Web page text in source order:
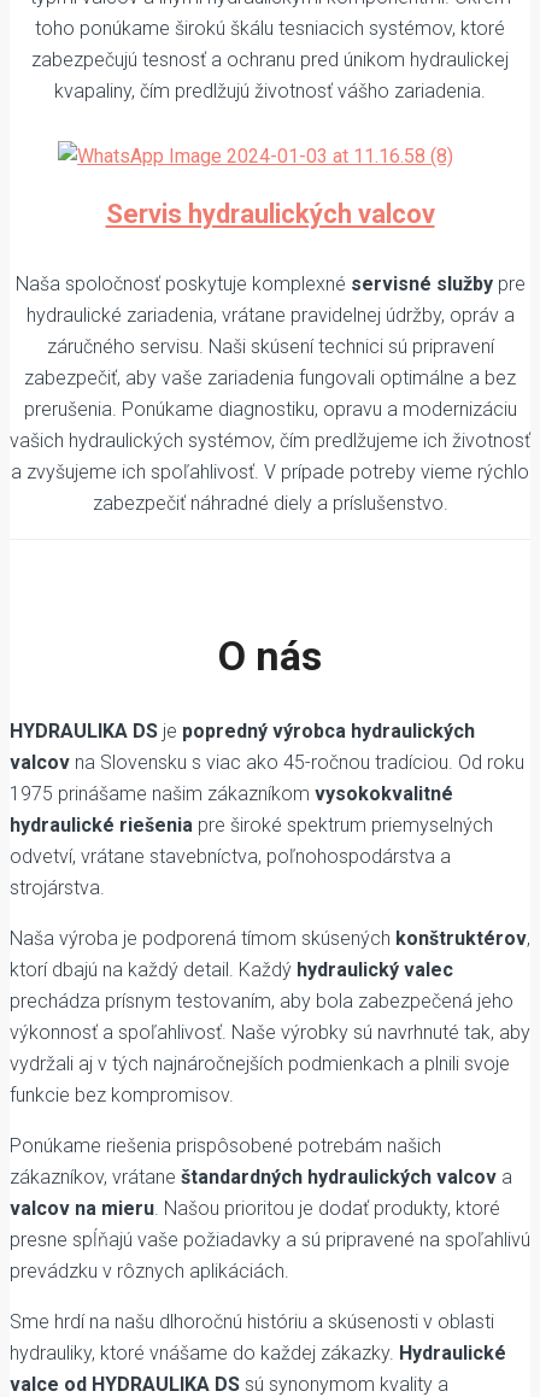
toho ponúkame širokú škálu tesniacich systémov, ktoré
zabezpečujú tesnosť a ochranu pred únikom hydraulickej
kvapaliny, čím predlžujú životnosť vášho zariadenia.
Servis hydraulických valcov
Naša spoločnosť poskytuje komplexné servisné službypre
hydraulické zariadenia, vrátane pravidelnej údržby, opráv a
záručného servisu. Naši skúsení technici sú pripravení
zabezpečiť, aby vaše zariadenia fungovali optimálne a bez
prerušenia. Ponúkame diagnostiku, opravu a modernizáciu
vašich hydraulických systémov, čím predlžujeme ich životnosť
a zvyšujeme ich spoľahlivosť. V prípade potreby vieme rýchlo
zabezpečiť náhradné diely a príslušenstvo.
O nás
HYDRAULIKA DS je popredný výrobca hydraulických
valcov na Slovensku s viac ako 45-ročnou tradíciou. Od roku
1975 prinášame našim zákazníkom vysokokvalitné
hydraulické riešenia pre široké spektrum priemyselných
odvetví, vrátane stavebníctva, poľnohospodárstva a
strojárstva.
Naša výroba je podporená tímom skúsených konštruktérov,
ktorí dbajú na každý detail. Každý hydraulický valec
prechádza prísnym testovaním, aby bola zabezpečená jeho
výkonnosť a spoľahlivosť. Naše výrobky sú navrhnuté tak, aby
vydržali aj v tých najnáročnejších podmienkach a plnili svoje
funkcie bez kompromisov.
Ponúkame riešenia prispôsobené potrebám našich
zákazníkov, vrátane štandardných hydraulických valcov a
valcov na mieru . Našou prioritou je dodať produkty, ktoré
presne spĺňajú vaše požiadavky a sú pripravené na spoľahlivú
prevádzku v rôznych aplikáciách.
Sme hrdí na našu dlhoročnú históriu a skúsenosti v oblasti
hydrauliky, ktoré vnášame do každej zákazky. Hydraulické
valce od HYDRAULIKA DS sú synonymom kvality a